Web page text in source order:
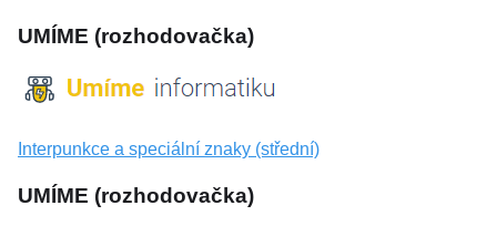
UMÍME (rozhodovačka)
Interpunkce a speciální znaky (střední)
UMÍME (rozhodovačka)